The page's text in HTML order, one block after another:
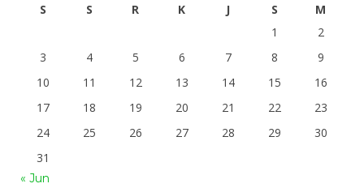
S
S R K J S
M
1
2
3
4 5 6 7 8
9
10
11 12 13 14 15
16
17
18 19 20 21 22
23
24
25 26 27 28 29
30
31
« Jun